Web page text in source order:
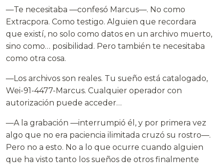
—Te necesitaba —confesó Marcus—. No como
Extracpora. Como testigo. Alguien que recordara
que existí, no solo como datos en un archivo muerto,
sino como… posibilidad. Pero también te necesitaba
como otra cosa.
—Los archivos son reales. Tu sueño está catalogado,
Wei-91-4477-Marcus. Cualquier operador con
autorización puede acceder…
—A la grabación —interrumpió él, y por primera vez
algo que no era paciencia ilimitada cruzó su rostro—.
Pero no a esto. No a lo que ocurre cuando alguien
que ha visto tanto los sueños de otros finalmente